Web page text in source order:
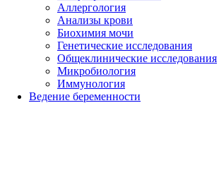
Аллергология
Анализы крови
Биохимия мочи
Генетические исследования
Общеклинические исследования
Микробиология
Иммунология
Ведение беременности